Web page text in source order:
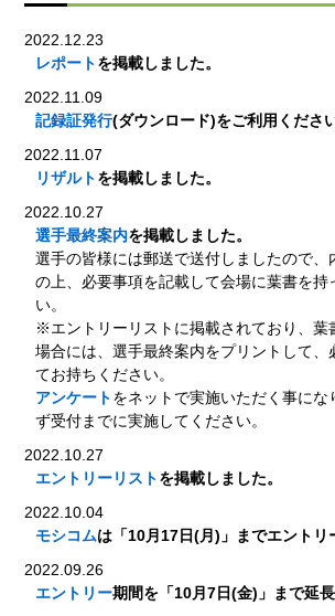
2022.12.23
レポートを掲載しました。
2022.11.09
記録証発行(ダウンロード)をご利用ください
2022.11.07
リザルトを掲載しました。
2022.10.27
選手最終案内を掲載しました。
選手の皆様には郵送で送付しましたので、
の上、必要事項を記載して会場に葉書を持
い。
※エントリーリストに掲載されており、葉
場合には、選手最終案内をプリントして、
てお持ちください。
アンケートをネットで実施いただく事にな
ず受付までに実施してください。
2022.10.27
エントリーリストを掲載しました。
2022.10.04
モシコムは「10月17日(月)」までエントリ
2022.09.26
エントリー期間を「10月7日(金)」まで延長